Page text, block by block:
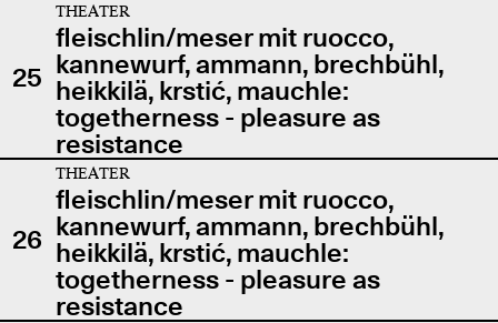
25
THEATER
fleischlin/meser mit ruocco,
kannewurf, ammann, brechbühl,
heikkilä, krstić, mauchle:
togetherness - pleasure as
resistance
26
THEATER
fleischlin/meser mit ruocco,
kannewurf, ammann, brechbühl,
heikkilä, krstić, mauchle:
togetherness - pleasure as
resistance